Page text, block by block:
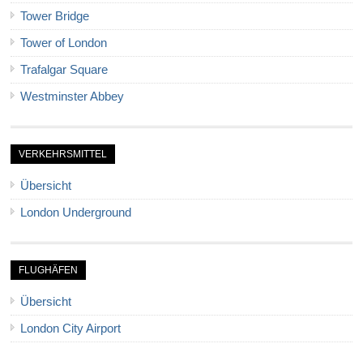
Tower Bridge
Tower of London
Trafalgar Square
Westminster Abbey
VERKEHRSMITTEL
Übersicht
London Underground
FLUGHÄFEN
Übersicht
London City Airport